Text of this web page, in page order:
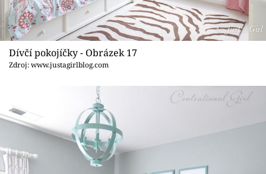
Dívčí pokojíčky - Obrázek 17
Zdroj: www.justagirlblog.com